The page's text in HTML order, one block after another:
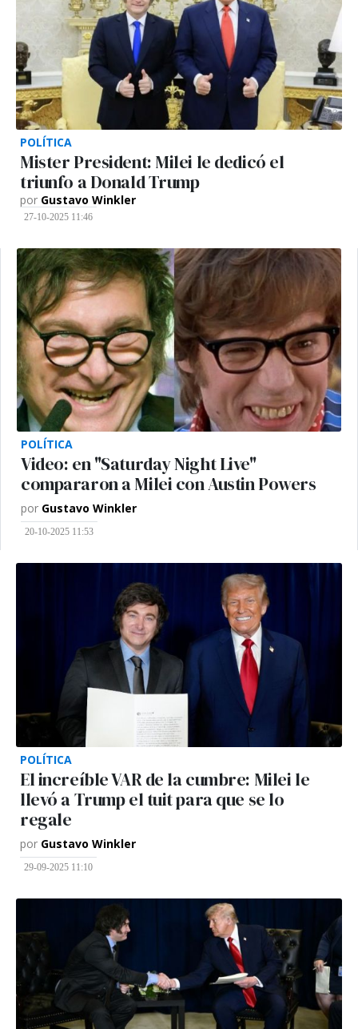
POLÍTICA
Mister President: Milei le dedicó el
triunfo a Donald Trump
por Gustavo Winkler
27-10-2025 11:46
POLÍTICA
Video: en "Saturday Night Live"
compararon a Milei con Austin Powers
por Gustavo Winkler
20-10-2025 11:53
POLÍTICA
El increíble VAR de la cumbre: Milei le
llevó a Trump el tuit para que se lo
regale
por Gustavo Winkler
29-09-2025 11:10